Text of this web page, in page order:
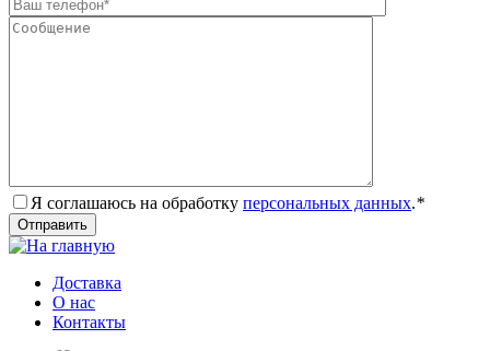
Я соглашаюсь на обработку персональных данных.*
Доставка
О нас
Контакты